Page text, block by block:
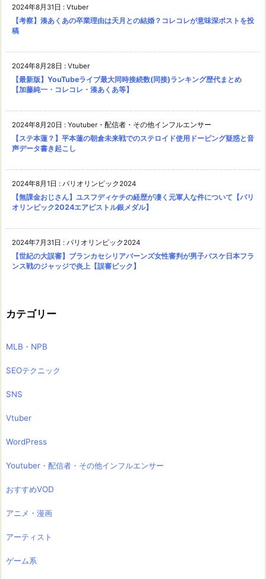
2024年8月31日 : Vtuber
【考察】湊あくあの卒業理由は天月との結婚？コレコレが意味深ポストを投
稿
2024年8月28日 : Vtuber
【最新版】YouTubeライブ最大同時接続数(同接)ランキング歴代まとめ
【加藤純一・コレコレ・湊あくあ等】
2024年8月20日 : Youtuber・配信者・その他インフルエンサー
【ステ本蓮？】平本蓮の朝倉未来戦でのステロイド使用ドーピング疑惑と音
声データ書き起こし
2024年8月1日 : パリオリンピック2024
【無課金おじさん】ユスフディケチの経歴が凄く元軍人な件について【パリ
オリンピック2024エアピストル銀メダル】
2024年7月31日 : パリオリンピック2024
【世紀の大誤審】ブランカセシリアバーンズ女性審判が男子バスケ日本フラ
ンス戦のジャッジで炎上【誤審ピック】
カテゴリー
MLB・NPB
SEOテクニック
SNS
Vtuber
WordPress
Youtuber・配信者・その他インフルエンサー
おすすめVOD
アニメ・漫画
アーティスト
ゲーム系